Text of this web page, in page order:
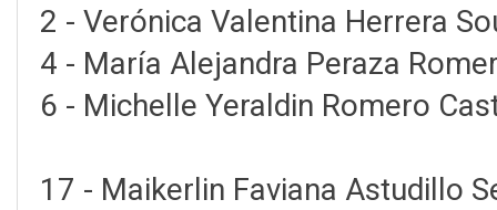
2 - Verónica Valentina Herrera
4 - María Alejandra Peraza
6 - Michelle Yeraldin Romero
17 - Maikerlin Faviana Astudillo